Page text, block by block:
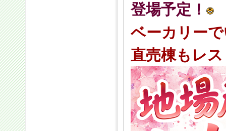
登場予定！
ベーカリー
直売棟もレ